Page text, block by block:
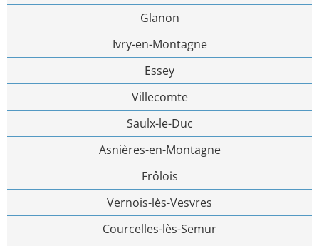
Glanon
Ivry-en-Montagne
Essey
Villecomte
Saulx-le-Duc
Asnières-en-Montagne
Frôlois
Vernois-lès-Vesvres
Courcelles-lès-Semur